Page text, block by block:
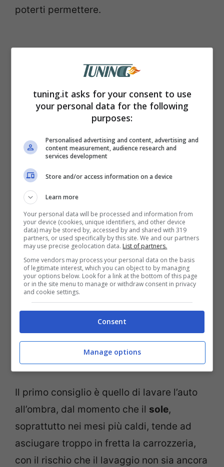
poterti permettere.
Il trucco per lavare l’auto e
risparmiare tanti soldi
Ecco come lavare l’auto a mano e risparmiare tanti soldi in
un anno (Tuning.it)
Il primo consiglio è quello di lavare l’auto
all’ombra, dal momento che il sole,
soprattutto nei mesi più caldi, tende ad
asciugare troppo in fretta la carrozzeria,
con il rischio che il lavaggio non sia ancora
tuning.it asks for your consent to use
your personal data for the following
purposes:
Personalised advertising and content, advertising and
content measurement, audience research and
services development
Store and/or access information on a device
Learn more
Your personal data will be processed and information from
your device (cookies, unique identifiers, and other device
data) may be stored by, accessed by and shared with 319
partners, or used specifically by this site. We and our partners
may use precise geolocation data. List of partners.
Some vendors may process your personal data on the basis
of legitimate interest, which you can object to by managing
your options below. Look for a link at the bottom of this page
or in the site menu to manage or withdraw consent in privacy
and cookie settings.
Consent
Manage options